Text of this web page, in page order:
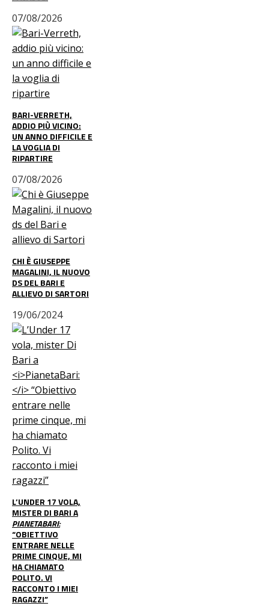
07/08/2026
BARI-VERRETH,
ADDIO PIÙ VICINO:
UN ANNO DIFFICILE E
LA VOGLIA DI
RIPARTIRE
07/08/2026
CHI È GIUSEPPE
MAGALINI, IL NUOVO
DS DEL BARI E
ALLIEVO DI SARTORI
19/06/2024
L’UNDER 17 VOLA,
MISTER DI BARI A
PIANETABARI:
“OBIETTIVO
ENTRARE NELLE
PRIME CINQUE, MI
HA CHIAMATO
POLITO. VI
RACCONTO I MIEI
RAGAZZI”